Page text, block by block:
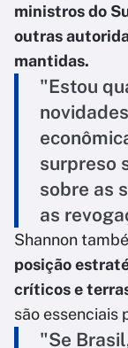
ministros do
outras
mantidas.
"Estou
surpreso
sobre as
as
Shannon
posição
críticos e
são essenciais
"Se